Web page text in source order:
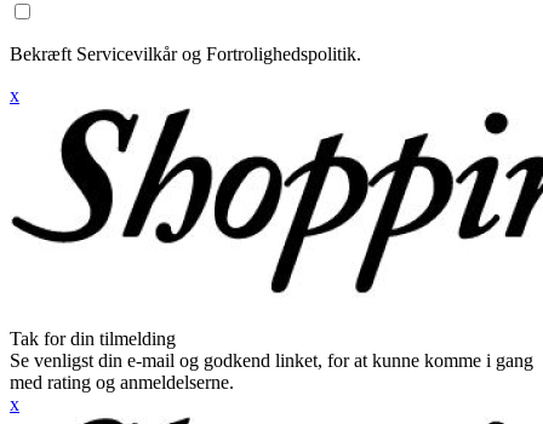
Bekræft Servicevilkår og Fortrolighedspolitik.
x
Tak for din tilmelding
Se venligst din e-mail og godkend linket, for at kunne komme i gang
med rating og anmeldelserne.
x